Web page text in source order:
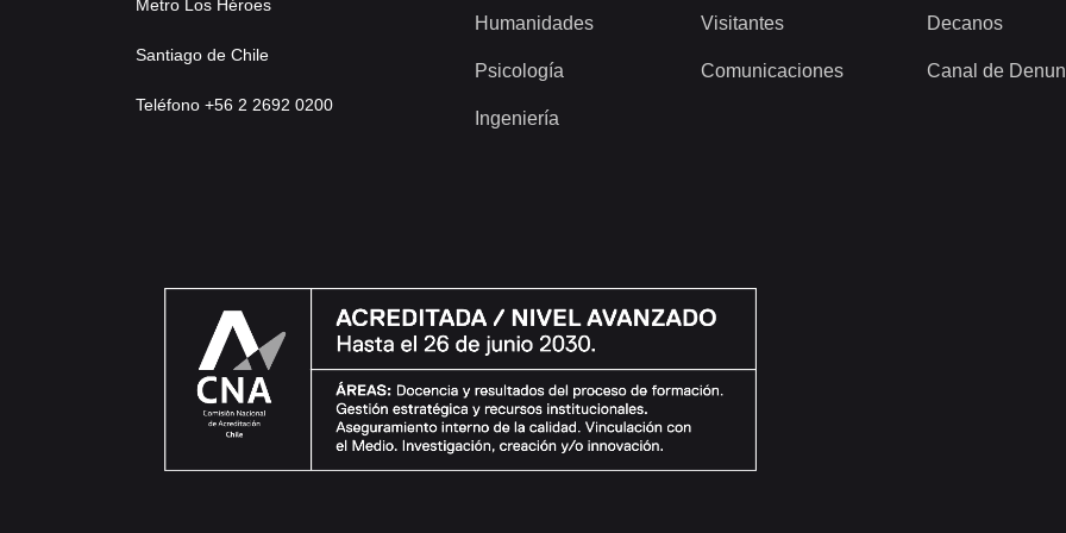
Metro Los Héroes
Santiago de Chile
Teléfono +56 2 2692 0200
Humanidades
Psicología
Ingeniería
Visitantes
Comunicaciones
Decanos
Canal de